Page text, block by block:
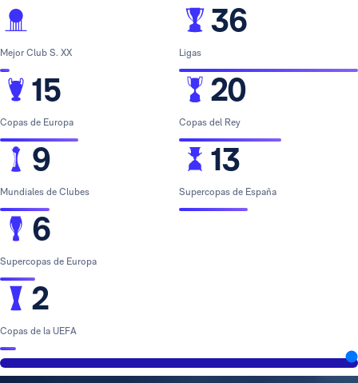
Mejor Club S. XX
15
Copas de Europa
9
Mundiales de Clubes
6
Supercopas de Europa
2
Copas de la UEFA
36
Ligas
20
Copas del Rey
13
Supercopas de España